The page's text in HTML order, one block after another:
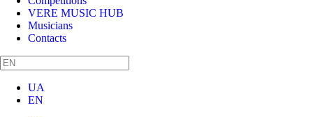
VERE MUSIC HUB
Musicians
Contacts
UA
EN